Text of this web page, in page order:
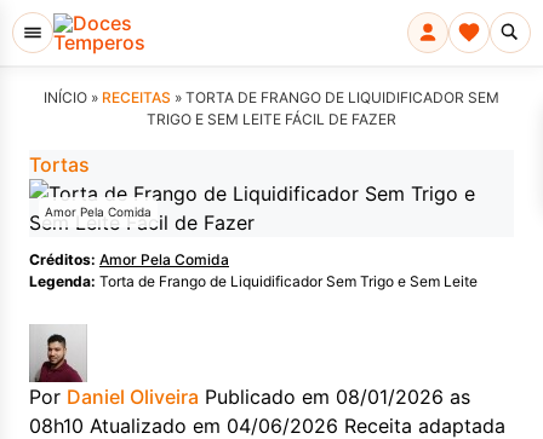
INÍCIO » RECEITAS » TORTA DE FRANGO DE LIQUIDIFICADOR SEM
TRIGO E SEM LEITE FÁCIL DE FAZER
Tortas
Amor Pela Comida
Créditos: Amor Pela Comida
Legenda: Torta de Frango de Liquidificador Sem Trigo e Sem Leite
Por Daniel Oliveira Publicado em 08/01/2026 as
08h10 Atualizado em 04/06/2026 Receita adaptada